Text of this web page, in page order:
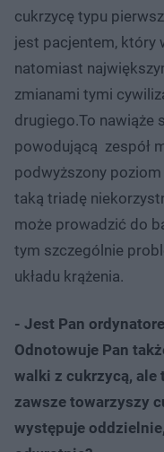
cukrzycę typu
jest pacjentem, który
natomiast
zmianami tymi
drugiego.To nawiąże
powodującą zespół
podwyższony
taką triadę
może prowadzić do
tym szczególnie
układu krążenia.
- Jest Pan
Odnotowuje Pan
walki z cukrzycą, ale
zawsze towarzyszy
występuje